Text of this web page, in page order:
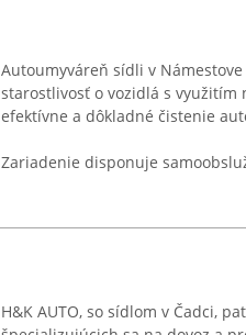
Autoumyváreň sídli v
starostlivosť o vozidlá s
efektívne a dôkladné čistenie
Zariadenie disponuje
H&K AUTO, so sídlom v Čadci,